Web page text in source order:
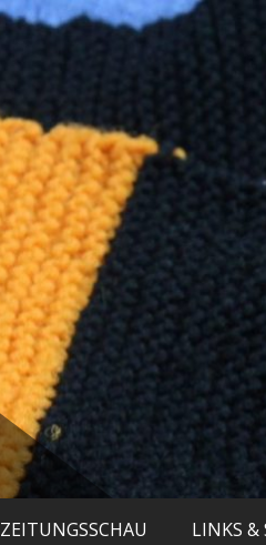
ZEITUNGSSCHAU LINKS &